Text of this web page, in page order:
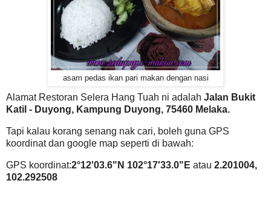
asam pedas ikan pari makan dengan nasi
Alamat Restoran Selera Hang Tuah ni adalah Jalan Bukit
Katil - Duyong, Kampung Duyong, 75460 Melaka.
Tapi kalau korang senang nak cari, boleh guna GPS
koordinat dan google map seperti di bawah:
GPS koordinat:2°12'03.6"N 102°17'33.0"E atau 2.201004,
102.292508